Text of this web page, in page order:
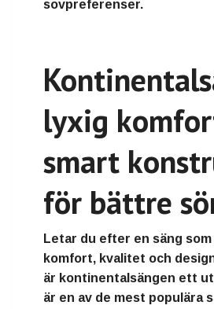
sovpreferenser.
lyxig
smart
för bättre
Letar du efter en säng
komfort, kvalitet och
är kontinentalsängen ett
är en av de mest populära